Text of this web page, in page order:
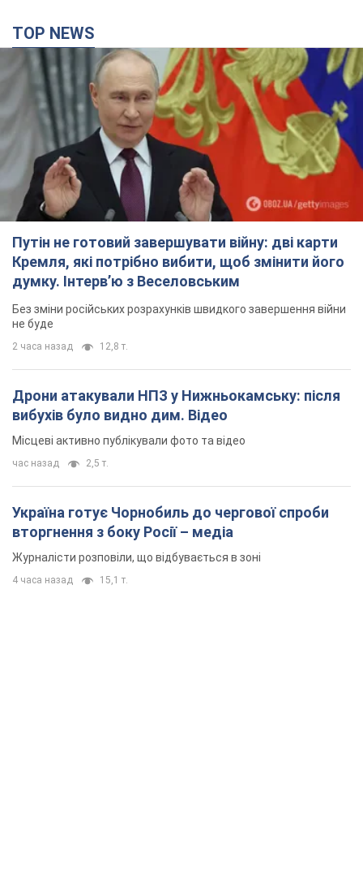
TOP NEWS
Путін не готовий завершувати війну: дві карти
Кремля, які потрібно вибити, щоб змінити його
думку. Інтерв’ю з Веселовським
Без зміни російських розрахунків швидкого завершення війни
не буде
2 часа назад 12,8 т.
Дрони атакували НПЗ у Нижньокамську: після
вибухів було видно дим. Відео
Місцеві активно публікували фото та відео
час назад 2,5 т.
Україна готує Чорнобиль до чергової спроби
вторгнення з боку Росії – медіа
Журналісти розповіли, що відбувається в зоні
4 часа назад 15,1 т.